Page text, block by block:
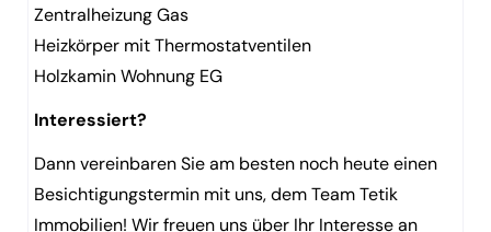
Zentralheizung Gas
Heizkörper mit Thermostatventilen
Holzkamin Wohnung EG
Interessiert?
Dann vereinbaren Sie am besten noch heute einen
Besichtigungstermin mit uns, dem Team Tetik
Immobilien! Wir freuen uns über Ihr Interesse an